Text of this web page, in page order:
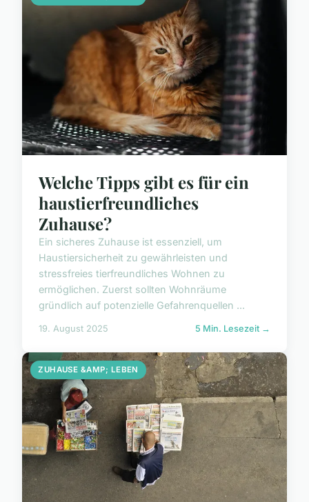
Welche Tipps gibt es für ein
haustierfreundliches
Zuhause?
Ein sicheres Zuhause ist essenziell, um
Haustiersicherheit zu gewährleisten und
stressfreies tierfreundliches Wohnen zu
ermöglichen. Zuerst sollten Wohnräume
gründlich auf potenzielle Gefahrenquellen ...
19. August 2025 5 Min. Lesezeit →
ZUHAUSE &AMP; LEBEN